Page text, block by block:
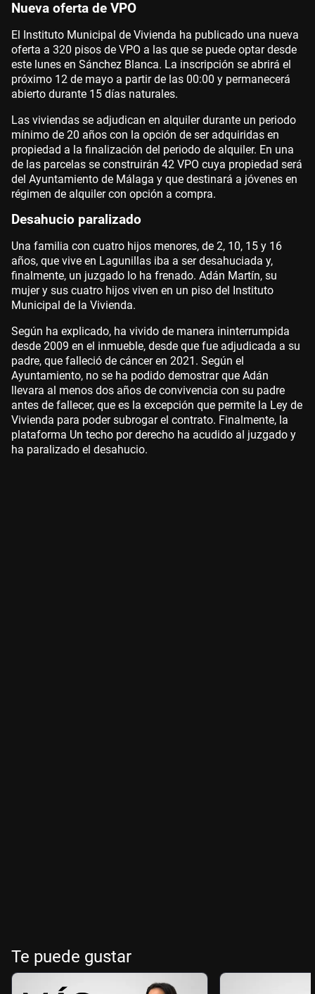
Nueva oferta de VPO
El Instituto Municipal de Vivienda ha publicado una nueva
oferta a 320 pisos de VPO a las que se puede optar desde
este lunes en Sánchez Blanca. La inscripción se abrirá el
próximo 12 de mayo a partir de las 00:00 y permanecerá
abierto durante 15 días naturales.
Las viviendas se adjudican en alquiler durante un periodo
mínimo de 20 años con la opción de ser adquiridas en
propiedad a la finalización del periodo de alquiler. En una
de las parcelas se construirán 42 VPO cuya propiedad será
del Ayuntamiento de Málaga y que destinará a jóvenes en
régimen de alquiler con opción a compra.
Desahucio paralizado
Una familia con cuatro hijos menores, de 2, 10, 15 y 16
años, que vive en Lagunillas iba a ser desahuciada y,
finalmente, un juzgado lo ha frenado. Adán Martín, su
mujer y sus cuatro hijos viven en un piso del Instituto
Municipal de la Vivienda.
Según ha explicado, ha vivido de manera ininterrumpida
desde 2009 en el inmueble, desde que fue adjudicada a su
padre, que falleció de cáncer en 2021. Según el
Ayuntamiento, no se ha podido demostrar que Adán
llevara al menos dos años de convivencia con su padre
antes de fallecer, que es la excepción que permite la Ley de
Vivienda para poder subrogar el contrato. Finalmente, la
plataforma Un techo por derecho ha acudido al juzgado y
ha paralizado el desahucio.
Te puede gustar